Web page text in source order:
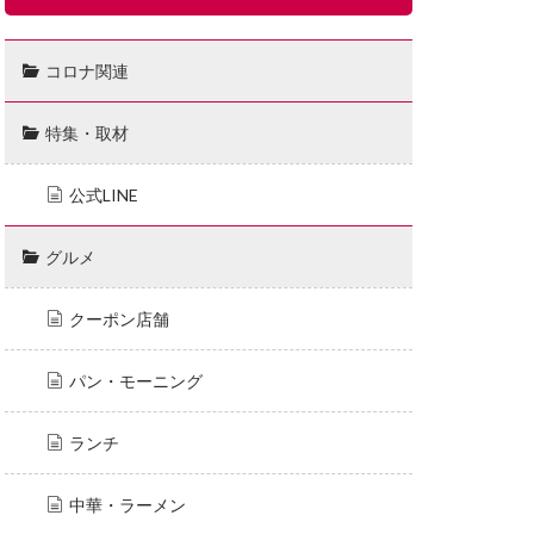
コロナ関連
特集・取材
公式LINE
グルメ
クーポン店舗
パン・モーニング
ランチ
中華・ラーメン